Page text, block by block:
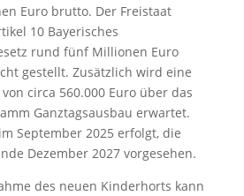
Euro brutto. Der Freistaat
10 Bayerisches
rund fünf Millionen Euro
gestellt. Zusätzlich wird eine
circa 560.000 Euro über das
Ganztagsausbau erwartet.
September 2025 erfolgt, die
Dezember 2027 vorgesehen.
des neuen Kinderhorts kann